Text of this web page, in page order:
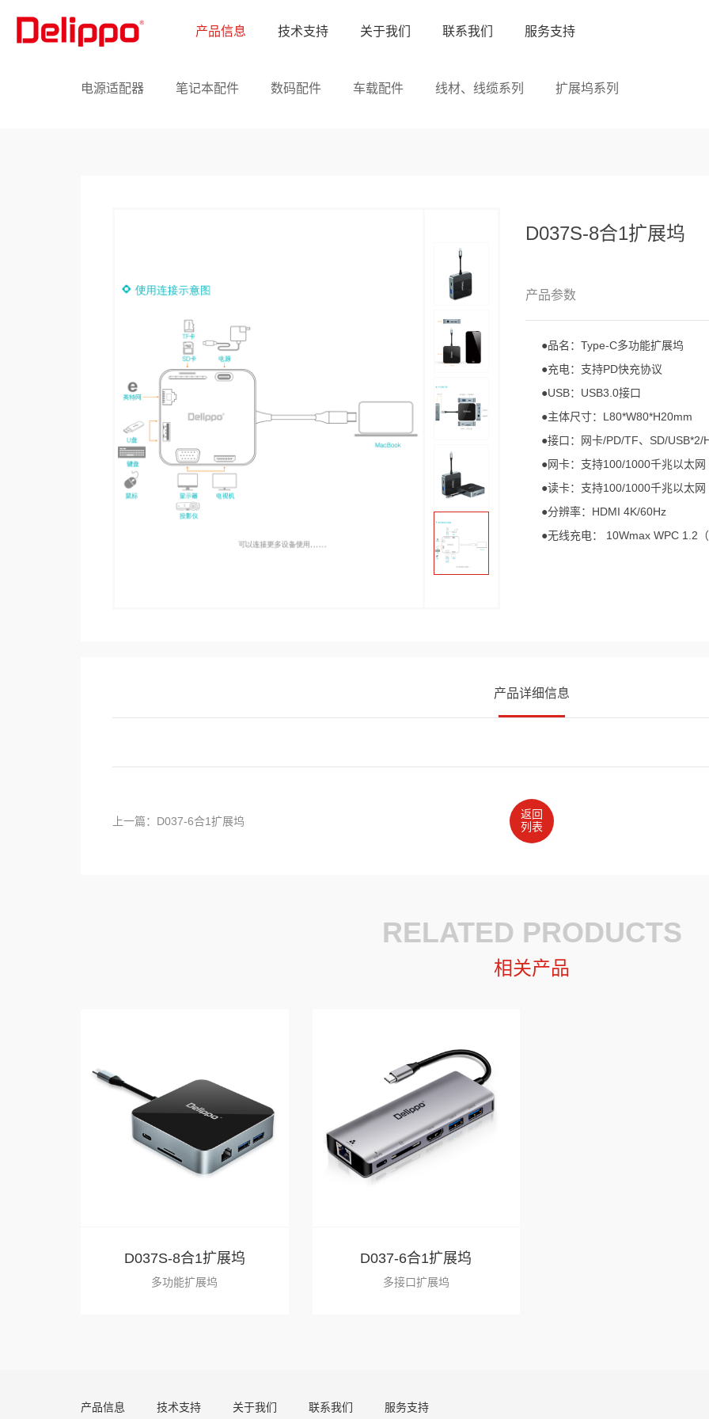
产品信息 技术支持 关于我们 联系我们 服务支持
电源适配器 笔记本配件 数码配件 车载配件 线材、线缆系列 扩展坞系列
D037S-8合1扩展坞
产品参数
●品名：Type-C多功能扩展坞
●充电：支持PD快充协议
●USB：USB3.0接口
●主体尺寸：L80*W80*H20mm
●接口：网卡/PD/TF、SD/USB*2/
●网卡：支持100/1000千兆以太网
●读卡：支持100/1000千兆以太网
●分辨率：HDMI 4K/60Hz
●无线充电： 10Wmax WPC 1.2
产品详细信息
上一篇：D037-6合1扩展坞
返回
列表
RELATED PRODUCTS
相关产品
D037S-8合1扩展坞
多功能扩展坞
D037-6合1扩展坞
多接口扩展坞
产品信息 技术支持 关于我们 联系我们 服务支持